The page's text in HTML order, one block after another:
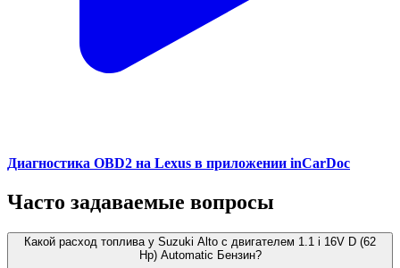
Диагностика OBD2 на Lexus в приложении inCarDoc
Часто задаваемые вопросы
Какой расход топлива у Suzuki Alto с двигателем 1.1 i 16V D (62
Hp) Automatic Бензин?